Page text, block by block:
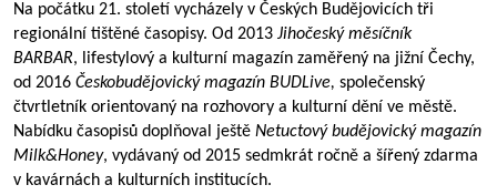
Na počátku 21. století vycházely v Českých Budějovicích tři
regionální tištěné časopisy. Od 2013 Jihočeský měsíčník
BARBAR, lifestylový a kulturní magazín zaměřený na jižní Čechy,
od 2016 Českobudějovický magazín BUDLive, společenský
čtvrtletník orientovaný na rozhovory a kulturní dění ve městě.
Nabídku časopisů doplňoval ještě Netuctový budějovický magazín
Milk&Honey, vydávaný od 2015 sedmkrát ročně a šířený zdarma
v kavárnách a kulturních institucích.